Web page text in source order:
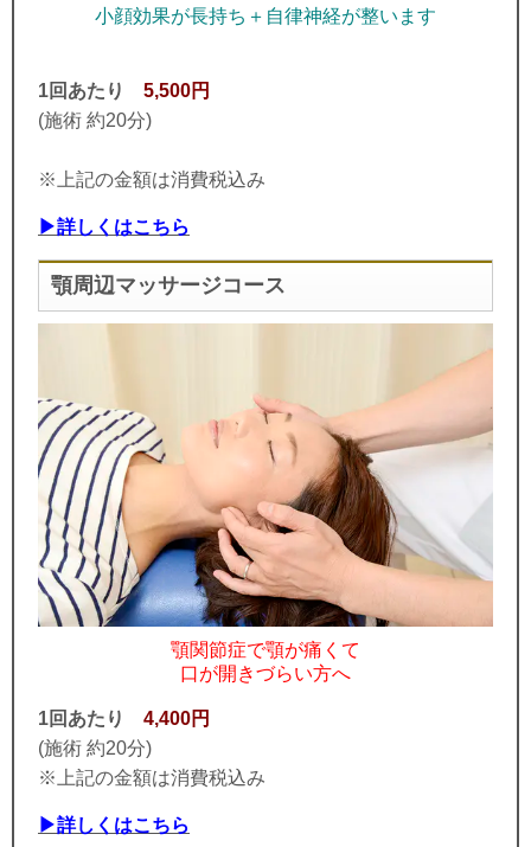
小顔効果が長持ち＋自律神経が整います
1回あたり
5,500円
(施術 約20分)
※上記の金額は消費税込み
▶詳しくはこちら
顎周辺マッサージコース
顎関節症で顎が痛くて
口が開きづらい方へ
1回あたり
4,400円
(施術 約20分)
※上記の金額は消費税込み
▶詳しくはこちら